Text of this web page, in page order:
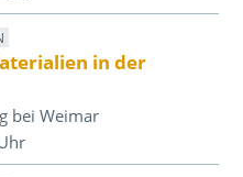
in der
bei Weimar